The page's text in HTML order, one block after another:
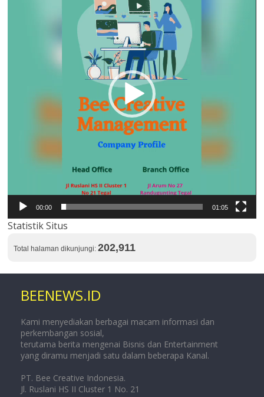
00:00 01:05
Statistik Situs
Total halaman dikunjungi:202,911
BEENEWS.ID
Kami menyediakan berbagai macam informasi dan
perkembangan sosial,
terutama berita mengenai Bisnis dan Entertainment
yang diramu menjadi satu dalam beberapa Kanal.
PT. Bee Creative Indonesia.
Jl. Ruslani HS II Cluster 1 No. 21